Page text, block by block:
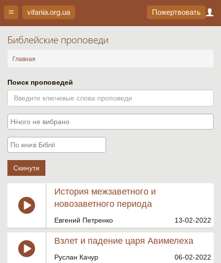
vifania.org.ua Пожертвовать
Библейские проповеди
Главная
Поиск проповедей
Скинути
История межзаветного и
новозаветного периода
Евгений Петренко 13-02-2022
Взлет и падение царя Авимелеха
Руслан Качур 06-02-2022